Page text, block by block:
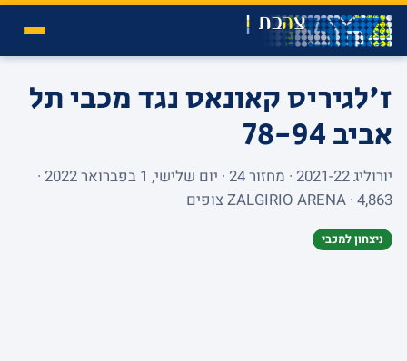
ז'לגיריס קאונאס נגד מכבי תל
אביב78-94
יורוליג 2021-22 · מחזור 24 · יום שלישי, 1 בפברואר 2022 ·
ZALGIRIO ARENA · 4,863 צופים
ניצחון למכבי